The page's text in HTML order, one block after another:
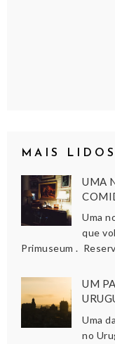
MAIS
UMA
Uma
que
Primuseum .
UM
Uma
no